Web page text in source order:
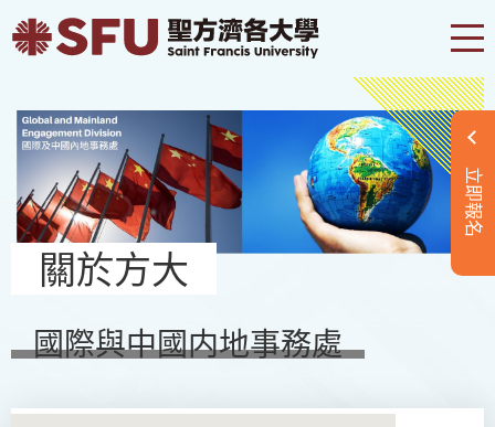
立即報名
關於方大
國際與中國内地事務處